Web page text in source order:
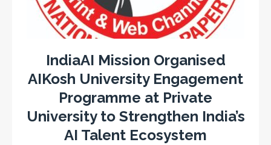
IndiaAI Mission Organised
AIKosh University Engagement
Programme at Private
University to Strengthen India’s
AI Talent Ecosystem